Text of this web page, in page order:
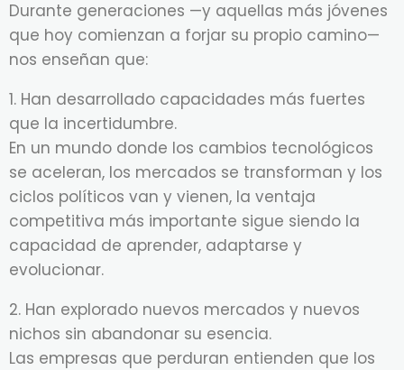
Durante generaciones —y aquellas más jóvenes
que hoy comienzan a forjar su propio camino—
nos enseñan que:
1. Han desarrollado capacidades más fuertes
que la incertidumbre.
En un mundo donde los cambios tecnológicos
se aceleran, los mercados se transforman y los
ciclos políticos van y vienen, la ventaja
competitiva más importante sigue siendo la
capacidad de aprender, adaptarse y
evolucionar.
2. Han explorado nuevos mercados y nuevos
nichos sin abandonar su esencia.
Las empresas que perduran entienden que los